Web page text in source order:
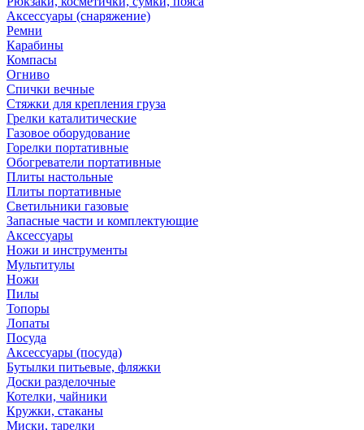
Аксессуары (снаряжение)
Ремни
Карабины
Компасы
Огниво
Спички вечные
Стяжки для крепления груза
Грелки каталитические
Газовое оборудование
Горелки портативные
Обогреватели портативные
Плиты настольные
Плиты портативные
Светильники газовые
Запасные части и комплектующие
Аксессуары
Ножи и инструменты
Мультитулы
Ножи
Пилы
Топоры
Лопаты
Посуда
Аксессуары (посуда)
Бутылки питьевые, фляжки
Доски разделочные
Котелки, чайники
Кружки, стаканы
Миски, тарелки